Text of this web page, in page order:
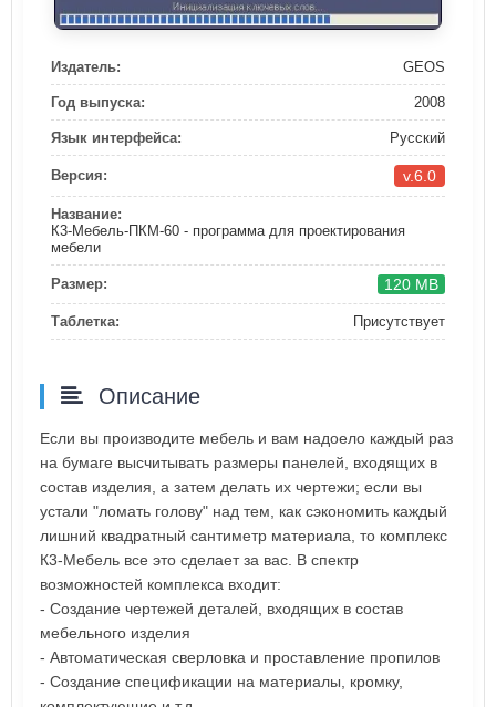
Издатель: GEOS
Год выпуска: 2008
Язык интерфейса: Русский
Версия: v.6.0
Название:
К3-Мебель-ПКМ-60 - программа для проектирования
мебели
Размер: 120 MB
Таблетка: Присутствует
Описание
Если вы производите мебель и вам надоело каждый раз
на бумаге высчитывать размеры панелей, входящих в
состав изделия, а затем делать их чертежи; если вы
устали "ломать голову" над тем, как сэкономить каждый
лишний квадратный сантиметр материала, то комплекс
К3-Мебель все это сделает за вас. В спектр
возможностей комплекса входит:
- Создание чертежей деталей, входящих в состав
мебельного изделия
- Автоматическая сверловка и проставление пропилов
- Создание спецификации на материалы, кромку,